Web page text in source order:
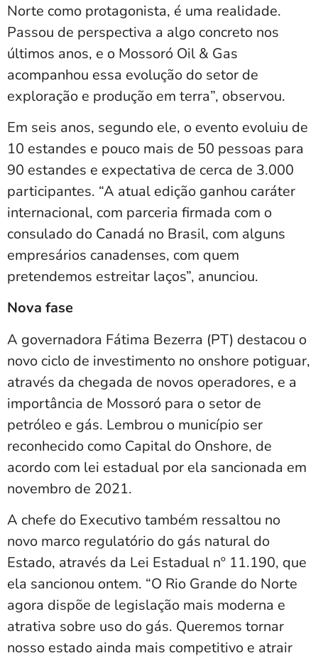
Norte como protagonista, é uma realidade.
Passou de perspectiva a algo concreto nos
últimos anos, e o Mossoró Oil & Gas
acompanhou essa evolução do setor de
exploração e produção em terra”, observou.
Em seis anos, segundo ele, o evento evoluiu de
10 estandes e pouco mais de 50 pessoas para
90 estandes e expectativa de cerca de 3.000
participantes. “A atual edição ganhou caráter
internacional, com parceria firmada com o
consulado do Canadá no Brasil, com alguns
empresários canadenses, com quem
pretendemos estreitar laços”, anunciou.
Nova fase
A governadora Fátima Bezerra (PT) destacou o
novo ciclo de investimento no onshore potiguar,
através da chegada de novos operadores, e a
importância de Mossoró para o setor de
petróleo e gás. Lembrou o município ser
reconhecido como Capital do Onshore, de
acordo com lei estadual por ela sancionada em
novembro de 2021.
A chefe do Executivo também ressaltou no
novo marco regulatório do gás natural do
Estado, através da Lei Estadual nº 11.190, que
ela sancionou ontem. “O Rio Grande do Norte
agora dispõe de legislação mais moderna e
atrativa sobre uso do gás. Queremos tornar
nosso estado ainda mais competitivo e atrair